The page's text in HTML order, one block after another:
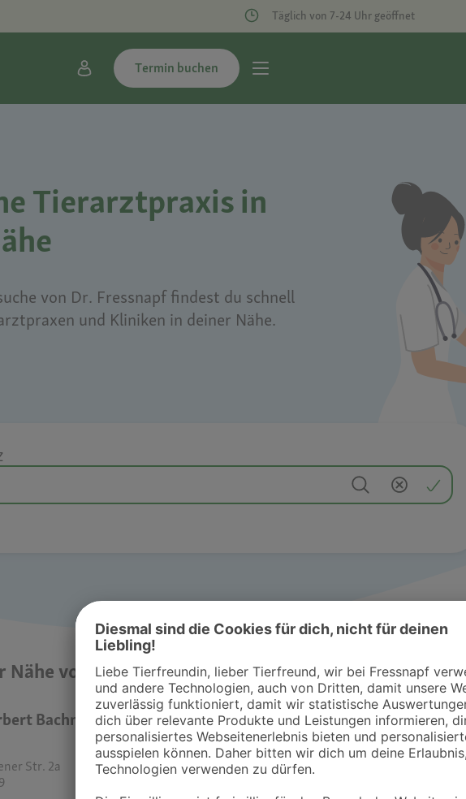
Täglich von 7-24 Uhr geöffnet
Termin buchen
Tierarztpraxis in
von Dr. Fressnapf findest du schnell
und Kliniken in deiner Nähe.
Nähe von auetal
Bachmann , Tierarztpraxis/Katzenpension
Str. 2a
Öffnungszeiten
Montag